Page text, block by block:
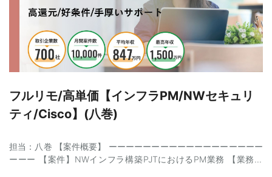
フルリモ/高単価【インフラPM/NWセキュリ
ティ/Cisco】(八巻)
担当：八巻 【案件概要】 ーーーーーーーーーーーーーーーーーー
ーーー 【案件】NWインフラ構築PJTにおけるPM業務 【業務内